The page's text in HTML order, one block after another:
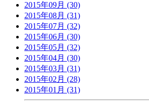
2015年09月 (30)
2015年08月 (31)
2015年07月 (32)
2015年06月 (30)
2015年05月 (32)
2015年04月 (30)
2015年03月 (31)
2015年02月 (28)
2015年01月 (31)